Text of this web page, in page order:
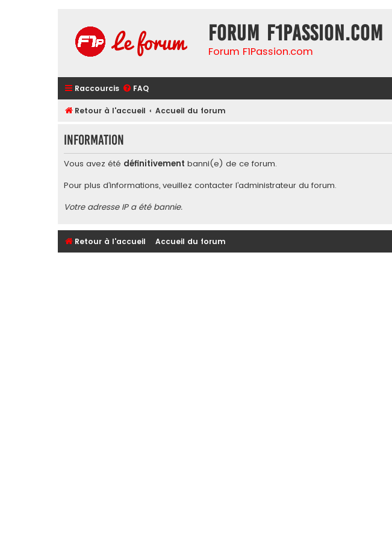
Forum F1Passion.com
Forum F1Passion.com
Raccourcis FAQ
Retour à l'accueil Accueil du forum
Information
Vous avez été définitivement banni(e) de ce forum.
Pour plus d’informations, veuillez contacter l’administrateur du forum.
Votre adresse IP a été bannie.
Retour à l'accueil Accueil du forum